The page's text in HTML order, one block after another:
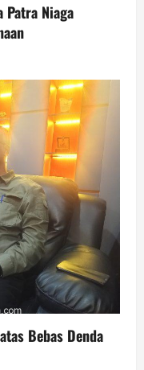
Patra Niaga
Bebas Denda